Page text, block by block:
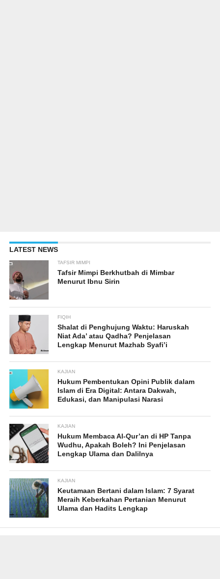
LATEST NEWS
TAFSIR MIMPI
Tafsir Mimpi Berkhutbah di Mimbar
Menurut Ibnu Sirin
FIQIH
Shalat di Penghujung Waktu: Haruskah
Niat Ada’ atau Qadha? Penjelasan
Lengkap Menurut Mazhab Syafi’i
KAJIAN
Hukum Pembentukan Opini Publik dalam
Islam di Era Digital: Antara Dakwah,
Edukasi, dan Manipulasi Narasi
KAJIAN
Hukum Membaca Al-Qur’an di HP Tanpa
Wudhu, Apakah Boleh? Ini Penjelasan
Lengkap Ulama dan Dalilnya
KAJIAN
Keutamaan Bertani dalam Islam: 7 Syarat
Meraih Keberkahan Pertanian Menurut
Ulama dan Hadits Lengkap